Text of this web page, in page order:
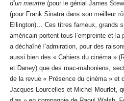
d’un meurtre (pour le génial James
(pour Frank Sinatra dans son meilleur
Ellington)… Ces titres fameux, grands
américain portent tous l’empreinte et la
a déchaîné l’admiration, pour des
aussi bien des « Cahiers du cinéma »
et Daney) que des mac-mahoniens,
de la revue « Présence du cinéma » et
Jacques Lourcelles et Michel Mourlet,